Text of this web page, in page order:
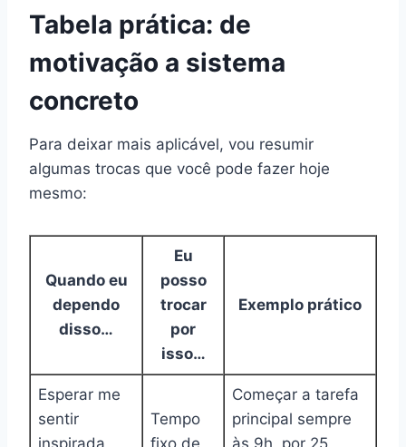
Tabela prática: de
motivação a sistema
concreto
Para deixar mais aplicável, vou resumir
algumas trocas que você pode fazer hoje
mesmo:
Quando eu
dependo
disso…
Eu
posso
trocar
por
isso…
Exemplo prático
Esperar me
sentir
inspirada
Tempo
fixo de
Começar a tarefa
principal sempre
às 9h, por 25